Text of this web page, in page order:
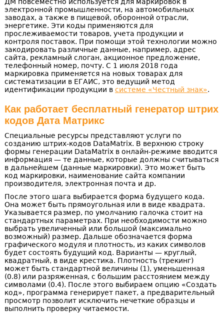
электронной промышленности, на автомобильных
заводах, а также в пищевой, оборонной отрасли,
энергетике. Эти коды применяются для
прослеживаемости товаров, учета продукции и
контроля поставок. При помощи этой технологии можно
закодировать различные данные, например, адрес
сайта, рекламный слоган, акционное предложение,
телефонный номер, почту. С 1 июля 2018 года
маркировка применяется на новых товарах для
систематизации в ЕГАИС, это ведущий метод
идентификации продукции в системе «Честный знак».
Как работает бесплатный генератор штрих
кодов Дата Матрикс
Специальные ресурсы представляют услуги по
созданию штрих-кодов DataMatrix. В верхнюю строку
формы генерации DataMatrix в онлайн-режиме вводится
информация — те данные, которые должны считываться
в дальнейшем (данные маркировки). Это может быть
код маркировки, наименование сайта компании
производителя, электронная почта и др.
После этого шага выбирается форма будущего кода.
Она может быть прямоугольная или в виде квадрата.
Указывается размер, по умолчанию галочка стоит на
стандартных параметрах. При необходимости можно
выбрать увеличенный или большой (максимально
возможный) размер. Дальше обозначается форма
графического модуля и плотность, из каких символов
будет состоять будущий код. Варианты — круглый,
квадратный, в виде крестика. Плотность (трекинг)
может быть стандартной величины (1), уменьшенная
(0.8) или разряженная, с большим расстоянием между
символами (0.4). После этого выбираем опцию «Создать
код», программа генерирует пакет, а предварительный
просмотр позволит исключить нечеткие образцы и
выполнить проверку читаемости.